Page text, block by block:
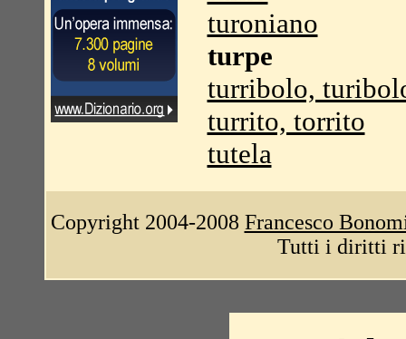
turoniano
turpe
turribolo,
turrito, torrito
tutela
Copyright 2004-2008 Francesco
Tutti i diritti